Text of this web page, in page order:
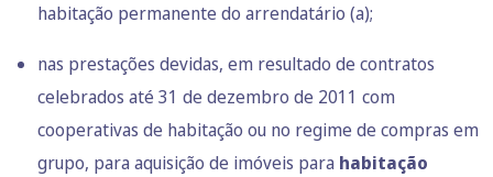
habitação permanente do arrendatário (a);
nas prestações devidas, em resultado de contratos
celebrados até 31 de dezembro de 2011 com
cooperativas de habitação ou no regime de compras em
grupo, para aquisição de imóveis para habitação